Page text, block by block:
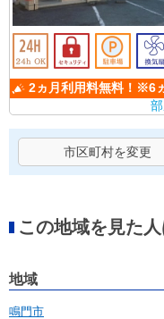
2ヵ月利用料無料！※6
市区町村を変更
この地域を見た
地域
鳴門市